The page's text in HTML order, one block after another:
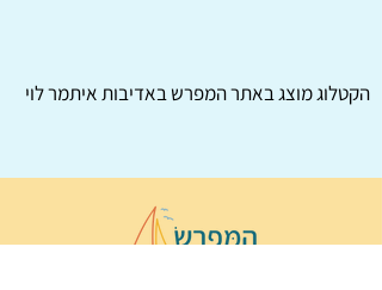
הקטלוג מוצג באתרהמפרשבאדיבות איתמר לוי